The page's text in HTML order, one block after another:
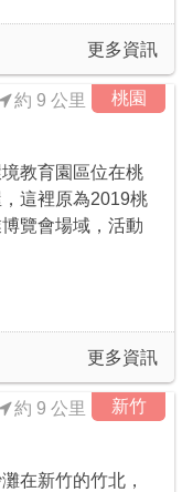
更多資訊
桃園
約 9 公里
教育園區位在桃
，這裡原為2019桃
博覽會場域，活動
更多資訊
新竹
約 9 公里
在新竹的竹北，